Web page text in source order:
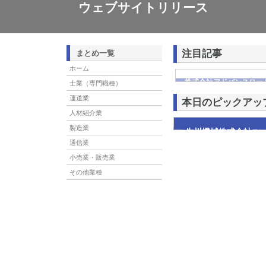
ウェブサイトリリース
まとめ一覧
ホーム
士業（専門職種）
運送業
人材紹介業
製造業
通信業
小売業・販売業
その他業種
注目記事
株式会社アドバンスロ
本日のピックアッ
生川機械株式会社
生川機械株式会社は、愛